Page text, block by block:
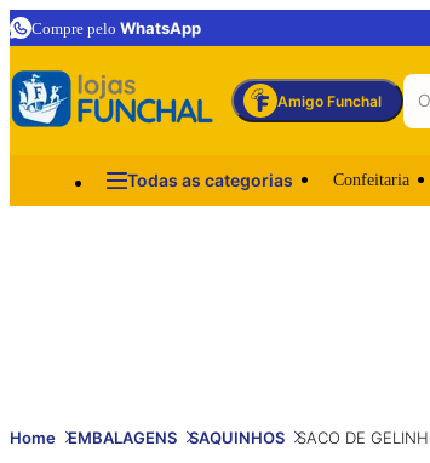
Compre pelo WhatsApp
Amigo Funchal
Todas as categorias Confeitaria
Home EMBALAGENS SAQUINHOS SACO DE